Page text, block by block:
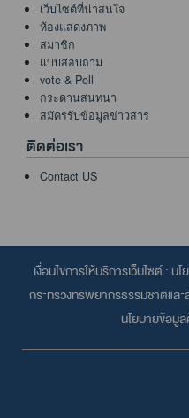
เว็บไซต์ที่น่าสนใจ
ห้องแสดงภาพ
สมาชิก
แบบสอบถาม
vote & Poll
กระดานสนทนา
สมัครรับข้อมูลข่าวสาร
ติดต่อเรา
Contact US
เงื่อนไขการให้บริการเว็บไซต์ : นโ
กระทรวงทรัพยากรธรรมชาติแล
นโยบายข้อมู